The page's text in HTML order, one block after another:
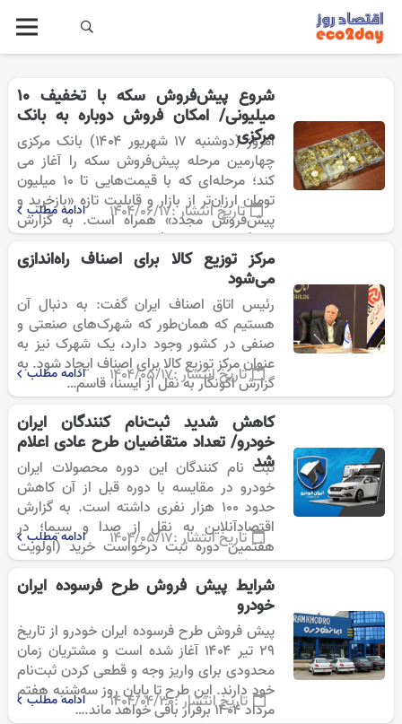
شروع پیش‌فروش سکه با تخفیف ۱۰
میلیونی/ امکان فروش دوباره به بانک
مرکزی
امروز (دوشنبه ۱۷ شهریور ۱۴۰۴) بانک مرکزی
چهارمین مرحله پیش‌فروش سکه را آغاز می
کند؛ مرحله‌ای که با قیمت‌هایی تا ۱۰ میلیون
تومان ارزان‌تر از بازار و قابلیت تازه «بازخرید و
پیش‌فروش مجدد» همراه است. به گزارش
خبرنگار اقتصادی خبرگزاری…
تاریخ انتشار :۱۴۰۴/۰۶/۱۷ ادامه مطلب
مرکز توزیع کالا برای اصناف راه‌اندازی
می‌شود
رئیس اتاق اصناف ایران گفت: به دنبال آن
هستیم که همان‌طور که شهرک‌های صنعتی و
صنفی در کشور وجود دارد، یک شهرک نیز به
عنوان مرکز توزیع کالا برای اصناف ایجاد شود. به
گزارش اکونگار به نقل از ایسنا، قاسم…
تاریخ انتشار :۱۴۰۴/۰۵/۱۷ ادامه مطلب
کاهش شدید ثبت‌نام کنندگان ایران
خودرو/ تعداد متقاضیان طرح عادی اعلام
شد
ثبت نام کنندگان این دوره محصولات ایران
خودرو در مقایسه با دوره قبل از آن کاهش
حدود ۱۰۰ هزار نفری داشته است. به گزارش
اقتصادآنلاین به نقل از صدا و سیما؛ در
هفتمین دوره ثبت درخواست خرید (اولویت
بندی) محصولات…
تاریخ انتشار :۱۴۰۴/۰۵/۱۷ ادامه مطلب
شرایط پیش فروش طرح فرسوده ایران
خودرو
پیش فروش طرح فرسوده ایران خودرو از تاریخ
۲۹ تیر ۱۴۰۴ آغاز شده است و مشتریان زمان
محدودی برای واریز وجه و قطعی کردن ثبت‌نام
خود دارند. این طرح تا پایان روز سه‌شنبه هفتم
مرداد ۱۴۰۴ برقرار باقی خواهد ماند.…تاریخ انتشار :۱۴۰۴/۰۴/۳۰ ادامه مطلب